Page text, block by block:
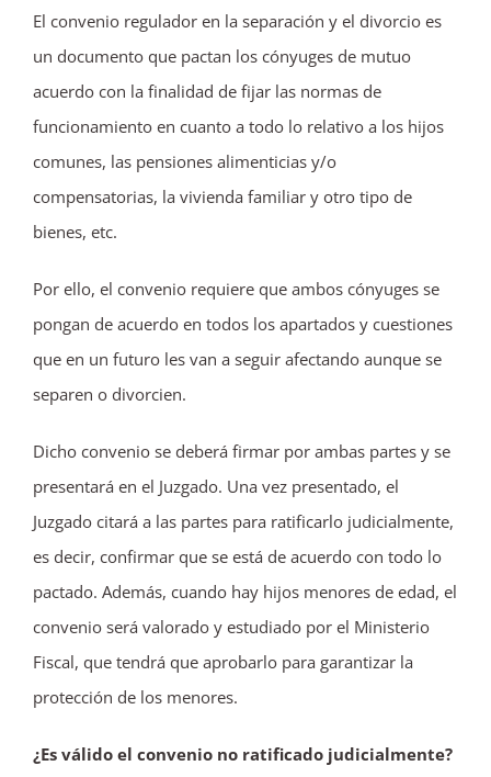
El convenio regulador en la separación y el divorcio es
un documento que pactan los cónyuges de mutuo
acuerdo con la finalidad de fijar las normas de
funcionamiento en cuanto a todo lo relativo a los hijos
comunes, las pensiones alimenticias y/o
compensatorias, la vivienda familiar y otro tipo de
bienes, etc.
Por ello, el convenio requiere que ambos cónyuges se
pongan de acuerdo en todos los apartados y cuestiones
que en un futuro les van a seguir afectando aunque se
separen o divorcien.
Dicho convenio se deberá firmar por ambas partes y se
presentará en el Juzgado. Una vez presentado, el
Juzgado citará a las partes para ratificarlo judicialmente,
es decir, confirmar que se está de acuerdo con todo lo
pactado. Además, cuando hay hijos menores de edad, el
convenio será valorado y estudiado por el Ministerio
Fiscal, que tendrá que aprobarlo para garantizar la
protección de los menores.
¿Es válido el convenio no ratificado judicialmente?